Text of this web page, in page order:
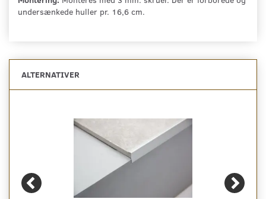
undersænkede huller pr. 16,6 cm.
ALTERNATIVER